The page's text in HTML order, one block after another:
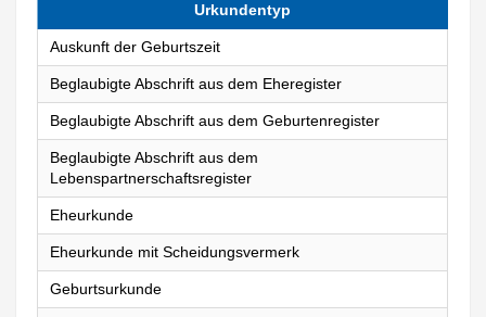
Urkundentyp
Auskunft der Geburtszeit
Beglaubigte Abschrift aus dem Eheregister
Beglaubigte Abschrift aus dem Geburtenregister
Beglaubigte Abschrift aus dem
Lebenspartnerschaftsregister
Eheurkunde
Eheurkunde mit Scheidungsvermerk
Geburtsurkunde